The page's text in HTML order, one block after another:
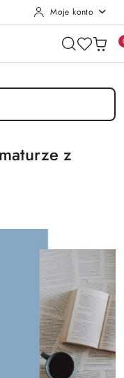
Moje konto
z